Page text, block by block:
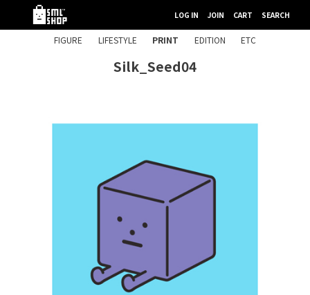
LOG IN JOIN CART SEARCH
FIGURE LIFESTYLE PRINT EDITION ETC
Silk_Seed04